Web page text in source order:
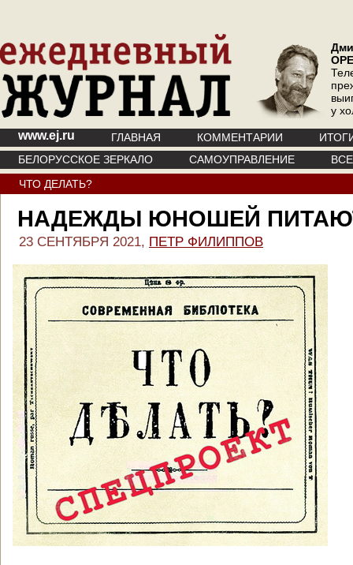
у
www.ej.ru ГЛАВНАЯ КОММЕНТАРИИ
БЕЛОРУССКОЕ ЗЕРКАЛО
САМОУПРАВЛЕНИЕ
ЧТО ДЕЛАТЬ?
НАДЕЖДЫ ЮНОШЕЙ
23 СЕНТЯБРЯ 2021, ПЕТР ФИЛИППОВ